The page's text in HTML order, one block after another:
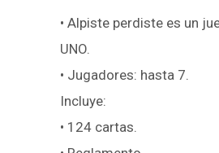
• Alpiste perdiste es un
UNO.
• Jugadores: hasta 7.
Incluye:
• 124 cartas.